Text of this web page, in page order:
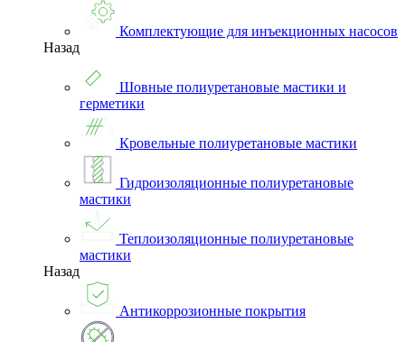
Комплектующие для инъекционных насосов
Назад
Шовные полиуретановые мастики и
герметики
Кровельные полиуретановые мастики
Гидроизоляционные полиуретановые
мастики
Теплоизоляционные полиуретановые
мастики
Назад
Антикоррозионные покрытия